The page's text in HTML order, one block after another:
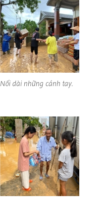
Nối dài những cánh tay.